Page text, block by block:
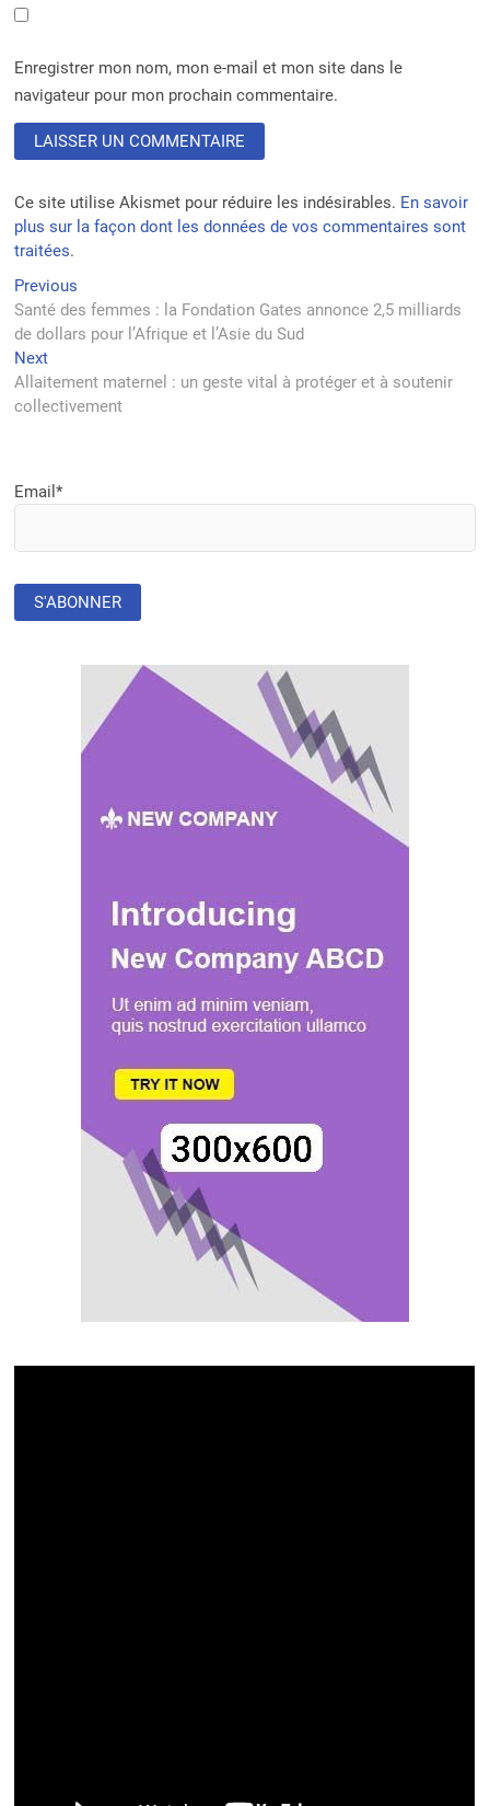
Enregistrer mon nom, mon e-mail et mon site dans le
navigateur pour mon prochain commentaire.
Ce site utilise Akismet pour réduire les indésirables. En savoir
plus sur la façon dont les données de vos commentaires sont
traitées.
Navigation
de
l’article
Previous
post:
Santé des femmes : la Fondation Gates annonce 2,5 milliards
de dollars pour l’Afrique et l’Asie du Sud
NextNext
post:
Allaitement maternel : un geste vital à protéger et à soutenir
collectivement
Email*